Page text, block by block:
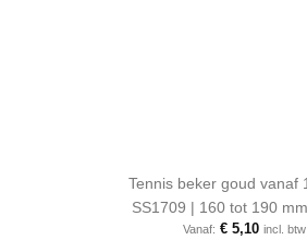
Tennis beker goud vanaf
SS1709 | 160 tot 190
Vanaf: €5,10 incl. btw